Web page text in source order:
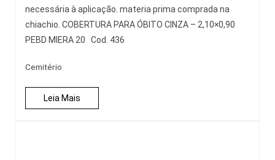
necessária à aplicação. materia prima comprada na
chiachio. COBERTURA PARA ÓBITO CINZA – 2,10×0,90
PEBD MIERA 20 Cod. 436
Cemitério
Leia Mais